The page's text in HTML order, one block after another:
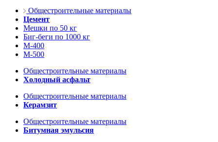
Общестроительные материалы
Цемент
Мешки по 50 кг
Биг-беги по 1000 кг
М-400
М-500
Общестроительные материалы
Холодный асфальт
Общестроительные материалы
Керамзит
Общестроительные материалы
Битумная эмульсия